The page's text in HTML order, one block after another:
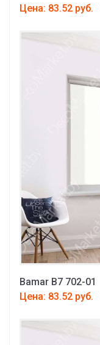
Цена: 83.52 руб.
Bamar B7 702-01
Цена: 83.52 руб.